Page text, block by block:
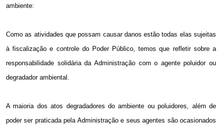
ambiente:
Como as atividades que possam causar danos estão todas elas sujeitas
à fiscalização e controle do Poder Público, temos que refletir sobre a
responsabilidade solidária da Administração com o agente poluidor ou
degradador ambiental.
A maioria dos atos degradadores do ambiente ou poluidores, além de
poder ser praticada pela Administração e seus agentes são ocasionados